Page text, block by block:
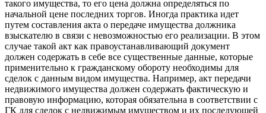
такого имущества, то его цена должна определяться по
начальной цене последних торгов. Иногда практика идет
путем составления акта о передаче имущества должника
взыскателю в связи с невозможностью его реализации. В этом
случае такой акт как правоустанавливающий документ
должен содержать в себе все существенные данные, которые
применительно к гражданскому обороту необходимы для
сделок с данным видом имущества. Например, акт передачи
недвижимого имущества должен содержать фактическую и
правовую информацию, которая обязательна в соответствии с
ГК для сделок с недвижимым имуществом и их последующей